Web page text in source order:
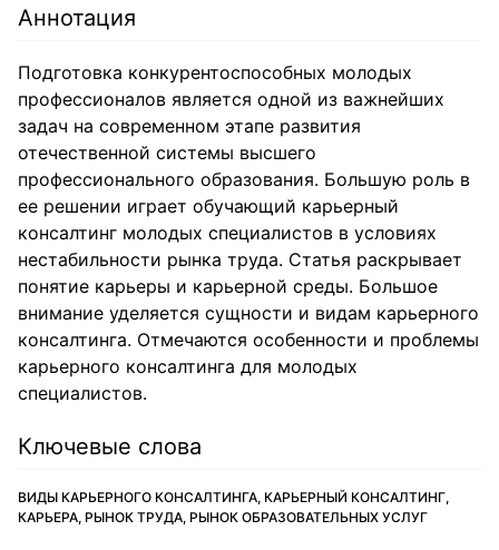
Аннотация
Подготовка конкурентоспособных молодых
профессионалов является одной из важнейших
задач на современном этапе развития
отечественной системы высшего
профессионального образования. Большую роль в
ее решении играет обучающий карьерный
консалтинг молодых специалистов в условиях
нестабильности рынка труда. Статья раскрывает
понятие карьеры и карьерной среды. Большое
внимание уделяется сущности и видам карьерного
консалтинга. Отмечаются особенности и проблемы
карьерного консалтинга для молодых
специалистов.
Ключевые слова
ВИДЫ КАРЬЕРНОГО КОНСАЛТИНГА, КАРЬЕРНЫЙ КОНСАЛТИНГ,
КАРЬЕРА, РЫНОК ТРУДА, РЫНОК ОБРАЗОВАТЕЛЬНЫХ УСЛУГ